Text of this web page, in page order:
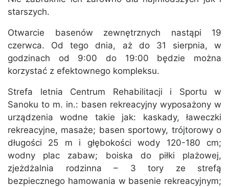
starszych.
Otwarcie basenów zewnętrznych nastąpi 19
czerwca. Od tego dnia, aż do 31 sierpnia, w
godzinach od 9:00 do 19:00 będzie można
korzystać z efektownego kompleksu.
Strefa letnia Centrum Rehabilitacji i Sportu w
Sanoku to m. in.: basen rekreacyjny wyposażony w
urządzenia wodne takie jak: kaskady, ławeczki
rekreacyjne, masaże; basen sportowy, trójtorowy o
długości 25 m i głębokości wody 120-180 cm;
wodny plac zabaw; boiska do piłki plażowej,
zjeżdżalnia rodzinna – 3 tory ze strefą
bezpiecznego hamowania w basenie rekreacyjnym;